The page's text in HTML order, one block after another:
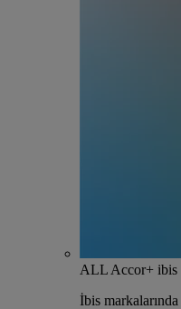
ALL Accor+ ibis
İbis markalarında